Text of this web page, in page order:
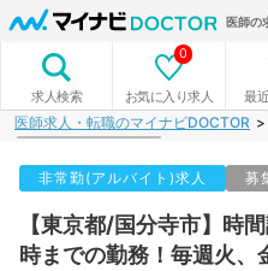
医師の
求人検索 お気に入り求人
0
最
医師求人・転職のマイナビDOCTOR
非常勤(アルバイト)求人 募
【東京都/国分寺市】時
時までの勤務！毎週火、